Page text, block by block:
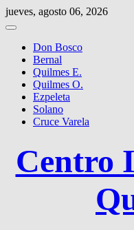
Saltar
al
jueves, agosto 06, 2026
Don Bosco
Bernal
Quilmes E.
Quilmes O.
Ezpeleta
Solano
Cruce Varela
Centro